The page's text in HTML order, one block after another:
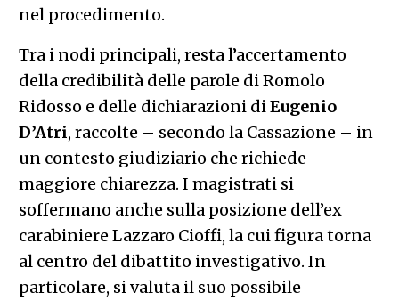
nel procedimento.
Tra i nodi principali, resta l’accertamento
della credibilità delle parole di Romolo
Ridosso e delle dichiarazioni diEugenio
D’Atri, raccolte – secondo la Cassazione – in
un contesto giudiziario che richiede
maggiore chiarezza. I magistrati si
soffermano anche sulla posizione dell’ex
carabiniere Lazzaro Cioffi, la cui figura torna
al centro del dibattito investigativo. In
particolare, si valuta il suo possibile